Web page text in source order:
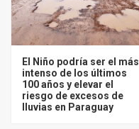
El Niño podría ser el más
intenso de los últimos
100 años y elevar el
riesgo de excesos de
lluvias en Paraguay